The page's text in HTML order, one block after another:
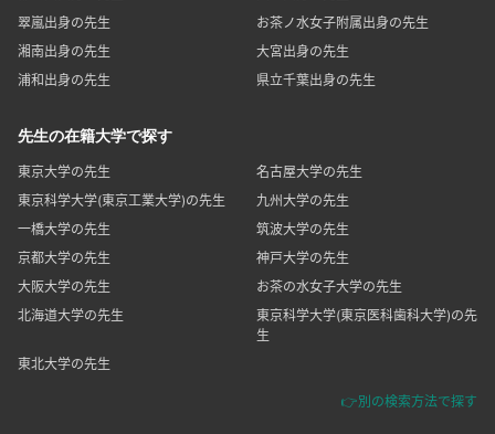
翠嵐出身の先生
お茶ノ水女子附属出身の先生
湘南出身の先生
大宮出身の先生
浦和出身の先生
県立千葉出身の先生
先生の在籍大学で探す
東京大学の先生
名古屋大学の先生
東京科学大学(東京工業大学)の先生
九州大学の先生
一橋大学の先生
筑波大学の先生
京都大学の先生
神戸大学の先生
大阪大学の先生
お茶の水女子大学の先生
北海道大学の先生
東京科学大学(東京医科歯科大学)の先
生
東北大学の先生
👉別の検索方法で探す